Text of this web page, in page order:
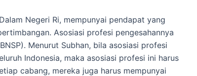
Negeri Ri, mempunyai pendapat yang
Asosiasi profesi pengesahannya
Menurut Subhan, bila asosiasi profesi
Indonesia, maka asosiasi profesi ini harus
cabang, mereka juga harus mempunyai